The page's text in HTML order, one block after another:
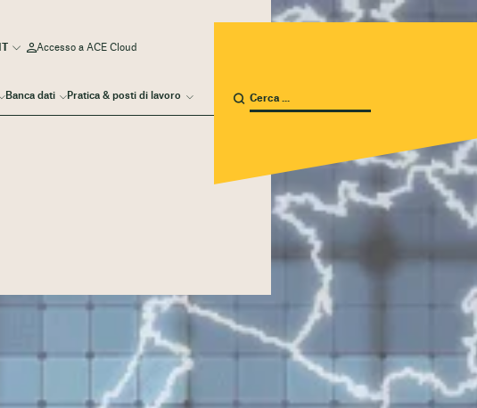
Banca dati Pratica & posti di lavoro
Accesso a ACE Cloud